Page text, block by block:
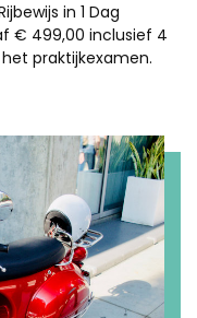
in 1 Dag
€ 499,00 inclusief 4
praktijkexamen.